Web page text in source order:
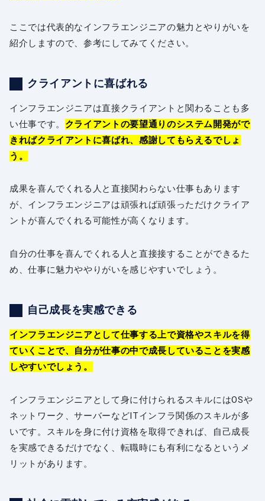
ここでは代表的なインフラエンジニアの魅力とやりがいを
紹介しますので、参考にしてみてください。
クライアントに喜ばれる
インフラエンジニアは直接クライアントと関わることも多
い仕事です。 クライアントの要望通りのシステム開発がで
きればクライアントに喜ばれ、感謝してもらえるでしょ
う。
成果を喜んでくれる人と直接関わらない仕事もあります
が、インフラエンジニアは頑張れば頑張っただけクライア
ントが喜んでくれる可能性が高くなります。
自分の仕事を喜んでくれる人と直接接することができるた
め、仕事に魅力ややりがいを感じやすいでしょう。
自己成長を実感できる
インフラエンジニアとして仕事する上で資格やスキルを得
ていくことで、自分が仕事の中で成長していることを実感
しやすいでしょう。
インフラエンジニアとして身に付けられるスキルにはOSや
ネットワーク、サーバーなどITインフラ関係のスキルが多
いです。スキルを身に付け資格を取得できれば、自己成長
を実感できるだけでなく、転職時にも有利になるというメ
リットがあります。